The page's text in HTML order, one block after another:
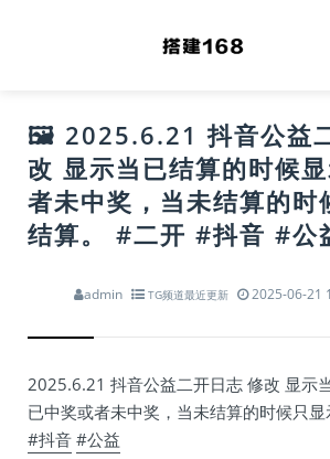
🖼 2025.6.21 抖音公益
改 显示当已结算的时候
者未中奖，当未结算的时
结算。 #二开 #抖音 #公
admin TG频道最近更新 2025-06-21
2025.6.21 抖音公益二开日志 修改 显示
已中奖或者未中奖，当未结算的时候只显
#抖音 #公益